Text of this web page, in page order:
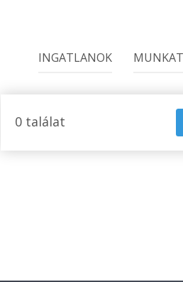
INGATLANOK
0 találat